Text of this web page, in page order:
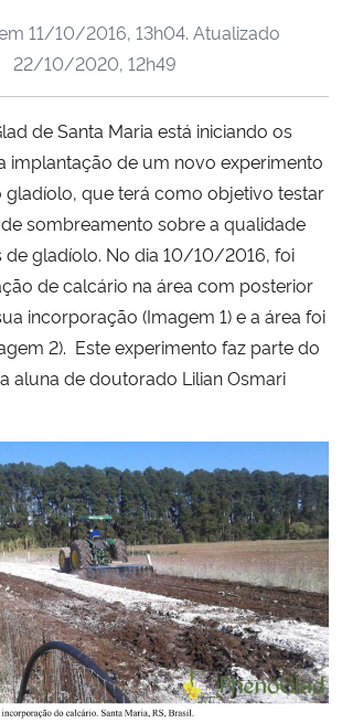
Inovações e Comunicações
Regional
e dos Direitos Humanos
Institucional
11/10/2016, 13h04. Atualizado
22/10/2020, 12h49
de Santa Maria está iniciando os
implantação de um novo experimento
que terá como objetivo testar
sombreamento sobre a qualidade
de gladíolo. No dia 10/10/2016, foi
de calcário na área com posterior
incorporação (Imagem 1) e a área foi
2). Este experimento faz parte do
aluna de doutorado Lilian Osmari